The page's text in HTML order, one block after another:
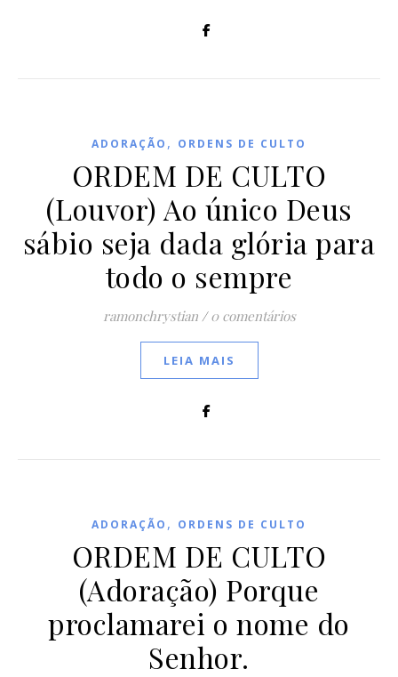
ADORAÇÃO , ORDENS DE CULTO
ORDEM DE CULTO
(Louvor) Ao único Deus
sábio seja dada glória para
todo o sempre
ramonchrystian / 0 comentários
LEIA MAIS
ADORAÇÃO , ORDENS DE CULTO
ORDEM DE CULTO
(Adoração) Porque
proclamarei o nome do
Senhor.